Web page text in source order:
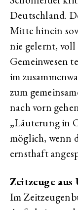
Deutschland.
Mitte hinein
nie gelernt, voll
Gemeinwesen
im
zum
nach vorn
„Läuterung in
möglich, wenn
ernsthaft
Zeitzeuge
Im